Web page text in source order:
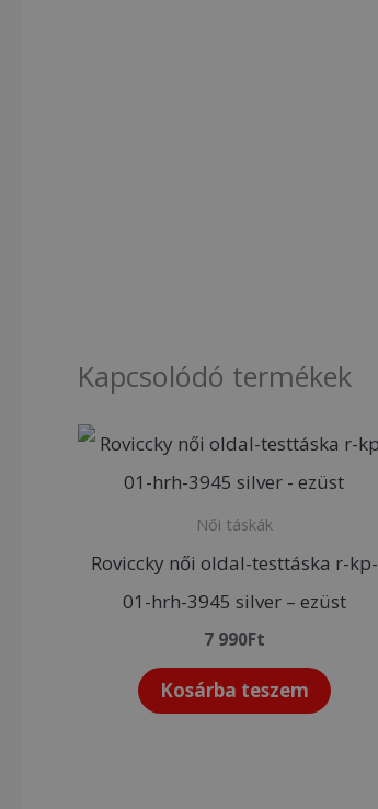
Kapcsolódó termékek
Női táskák
Roviccky női oldal-testtáska r-kp-
01-hrh-3945 silver – ezüst
7 990Ft
Kosárba teszem